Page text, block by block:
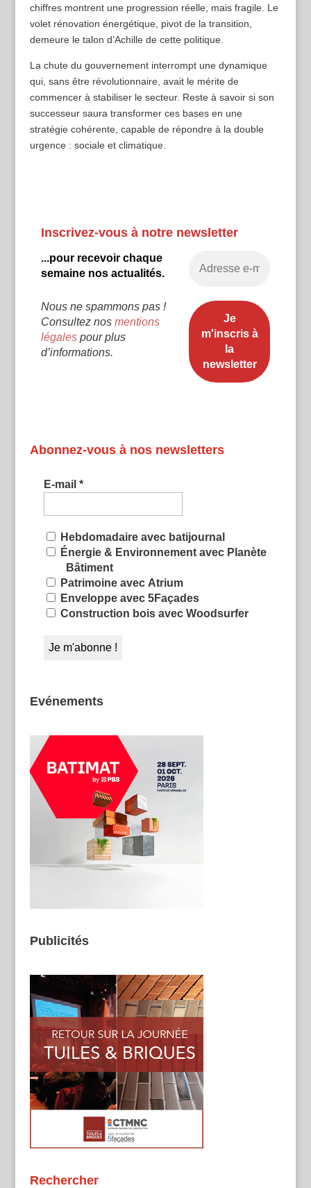
chiffres montrent une progression réelle, mais fragile. Le
volet rénovation énergétique, pivot de la transition,
demeure le talon d’Achille de cette politique.
La chute du gouvernement interrompt une dynamique
qui, sans être révolutionnaire, avait le mérite de
commencer à stabiliser le secteur. Reste à savoir si son
successeur saura transformer ces bases en une
stratégie cohérente, capable de répondre à la double
urgence : sociale et climatique.
Inscrivez-vous à notre newsletter
...pour recevoir chaque
semaine nos actualités.
Nous ne spammons pas !
Consultez nos mentions
légalespour plus
d’informations.
Abonnez-vous à nos newsletters
E-mail *
Hebdomadaire avec batijournal
Énergie & Environnement avec Planète
Bâtiment
Patrimoine avec Atrium
Enveloppe avec 5Façades
Construction bois avec Woodsurfer
Evénements
Publicités
Rechercher